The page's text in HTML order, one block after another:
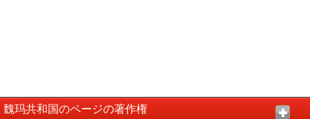
魏玛共和国のページの著作権